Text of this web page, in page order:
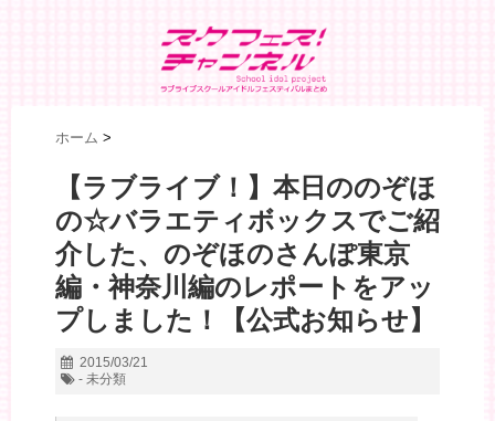
ホーム >
【ラブライブ！】本日ののぞほ
の☆バラエティボックスでご紹
介した、のぞほのさんぽ東京
編・神奈川編のレポートをアッ
プしました！【公式お知らせ】
2015/03/21
- 未分類